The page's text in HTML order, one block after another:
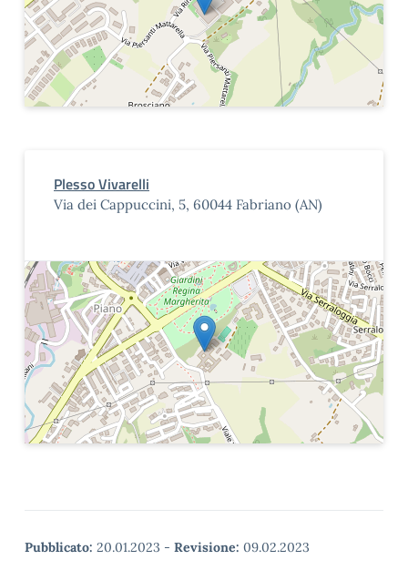
Plesso Vivarelli
Via dei Cappuccini, 5, 60044 Fabriano (AN)
Pubblicato: 20.01.2023 - Revisione: 09.02.2023